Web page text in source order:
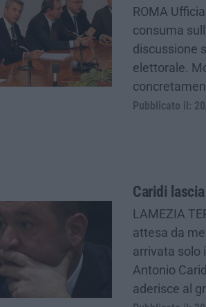
ROMA
consuma
discussione
elettorale.
Pubblicato il:
Caridi lascia
LAMEZIA
attesa da
arrivata solo
Antonio
aderisce al